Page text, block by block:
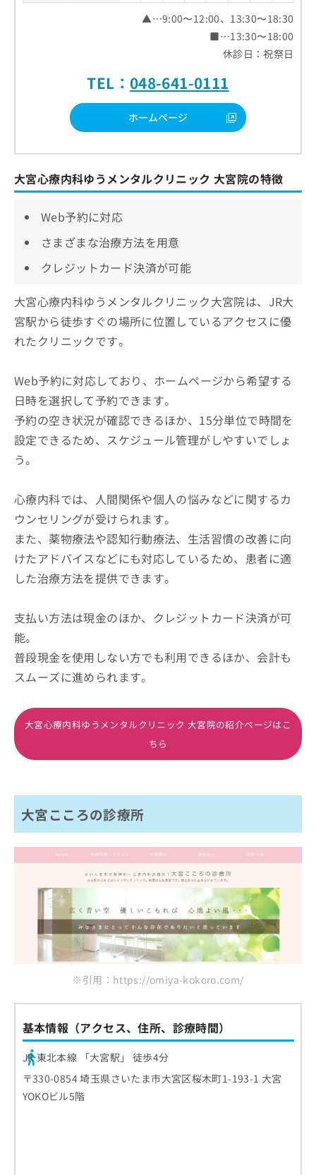
▲…9:00〜12:00、13:30〜18:30
■…13:30〜18:00
休診日：祝祭日
TEL： 048-641-0111
ホームページ
大宮心療内科ゆうメンタルクリニック 大宮院の特徴
Web予約に対応
さまざまな治療方法を用意
クレジットカード決済が可能
大宮心療内科ゆうメンタルクリニック大宮院は、JR大
宮駅から徒歩すぐの場所に位置しているアクセスに優
れたクリニックです。
Web予約に対応しており、ホームページから希望する
日時を選択して予約できます。
予約の空き状況が確認できるほか、15分単位で時間を
設定できるため、スケジュール管理がしやすいでしょ
う。
心療内科では、人間関係や個人の悩みなどに関するカ
ウンセリングが受けられます。
また、薬物療法や認知行動療法、生活習慣の改善に向
けたアドバイスなどにも対応しているため、患者に適
した治療方法を提供できます。
支払い方法は現金のほか、クレジットカード決済が可
能。
普段現金を使用しない方でも利用できるほか、会計も
スムーズに進められます。
大宮心療内科ゆうメンタルクリニック 大宮院の紹介ページはこ
ちら
大宮こころの診療所
※引用：https://omiya-kokoro.com/
基本情報（アクセス、住所、診療時間）
JR 東北本線 「大宮駅」 徒歩4分
〒330-0854 埼玉県さいたま市大宮区桜木町1-193-1 大宮
YOKOビル5階